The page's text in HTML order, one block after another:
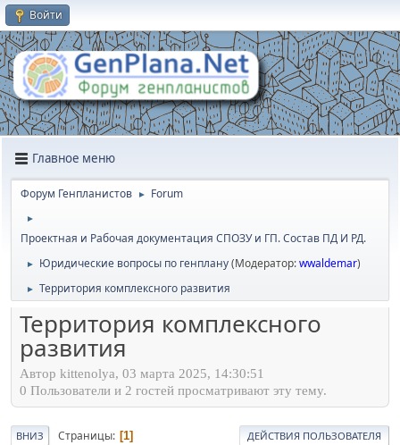
Войти
Главное меню
Форум Генпланистов ► Forum
►
Проектная и Рабочая документация СПОЗУ и ГП. Состав ПД И РД.
► Юридичеcкие вопросы по генплану(Модератор:wwaldemar)
► Территория комплексного развития
Территория комплексного
развития
Автор kittenolya, 03 марта 2025, 14:30:51
0 Пользователи и 2 гостей просматривают эту тему.
ВНИЗ Страницы 1 ДЕЙСТВИЯ ПОЛЬЗОВАТЕЛЯ